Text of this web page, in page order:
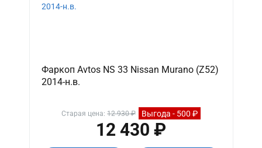
Фаркоп Avtos NS 33 Nissan Murano (Z52)
2014-н.в.
Старая цена: 12 930 ₽ Выгода - 500 ₽
12 430 ₽